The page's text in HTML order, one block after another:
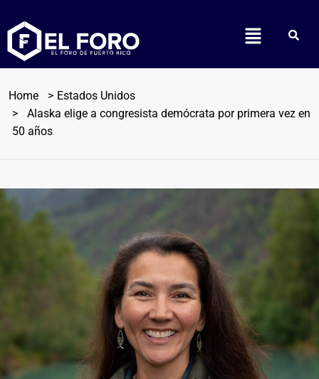
Home
Estados Unidos
Alaska elige a congresista demócrata por primera vez en
50 años